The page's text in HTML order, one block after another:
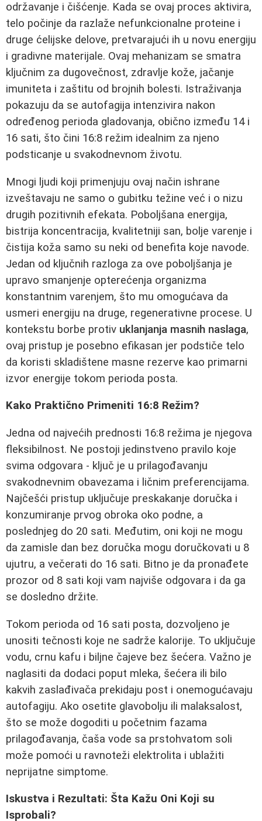
održavanje i čišćenje. Kada se ovaj proces aktivira,
telo počinje da razlaže nefunkcionalne proteine i
druge ćelijske delove, pretvarajući ih u novu energiju
i gradivne materijale. Ovaj mehanizam se smatra
ključnim za dugovečnost, zdravlje kože, jačanje
imuniteta i zaštitu od brojnih bolesti. Istraživanja
pokazuju da se autofagija intenzivira nakon
određenog perioda gladovanja, obično između 14 i
16 sati, što čini 16:8 režim idealnim za njeno
podsticanje u svakodnevnom životu.
Mnogi ljudi koji primenjuju ovaj način ishrane
izveštavaju ne samo o gubitku težine već i o nizu
drugih pozitivnih efekata. Poboljšana energija,
bistrija koncentracija, kvalitetniji san, bolje varenje i
čistija koža samo su neki od benefita koje navode.
Jedan od ključnih razloga za ove poboljšanja je
upravo smanjenje opterećenja organizma
konstantnim varenjem, što mu omogućava da
usmeri energiju na druge, regenerativne procese. U
kontekstu borbe protiv uklanjanja masnih naslaga,
ovaj pristup je posebno efikasan jer podstiče telo
da koristi skladištene masne rezerve kao primarni
izvor energije tokom perioda posta.
Kako Praktično Primeniti 16:8 Režim?
Jedna od najvećih prednosti 16:8 režima je njegova
fleksibilnost. Ne postoji jedinstveno pravilo koje
svima odgovara - ključ je u prilagođavanju
svakodnevnim obavezama i ličnim preferencijama.
Najčešći pristup uključuje preskakanje doručka i
konzumiranje prvog obroka oko podne, a
poslednjeg do 20 sati. Međutim, oni koji ne mogu
da zamisle dan bez doručka mogu doručkovati u 8
ujutru, a večerati do 16 sati. Bitno je da pronađete
prozor od 8 sati koji vam najviše odgovara i da ga
se dosledno držite.
Tokom perioda od 16 sati posta, dozvoljeno je
unositi tečnosti koje ne sadrže kalorije. To uključuje
vodu, crnu kafu i biljne čajeve bez šećera. Važno je
naglasiti da dodaci poput mleka, šećera ili bilo
kakvih zaslađivača prekidaju post i onemogućavaju
autofagiju. Ako osetite glavobolju ili malaksalost,
što se može dogoditi u početnim fazama
prilagođavanja, čaša vode sa prstohvatom soli
može pomoći u ravnoteži elektrolita i ublažiti
neprijatne simptome.
Iskustva i Rezultati: Šta Kažu Oni Koji su
Isprobali?